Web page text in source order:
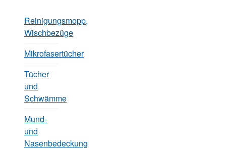
Reinigungsmopp,
Wischbezüge
Mikrofasertücher
Tücher
und
Schwämme
Mund-
und
Nasenbedeckung